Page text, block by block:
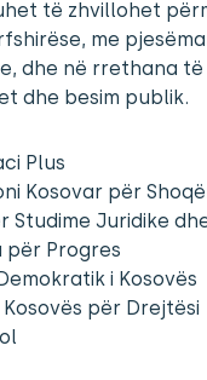
të zhvillohet
me
dhe në rrethana
dhe besim publik.
Plus
Kosovar për
Studime Juridike
për Progres
i Kosovës
për Drejtësi